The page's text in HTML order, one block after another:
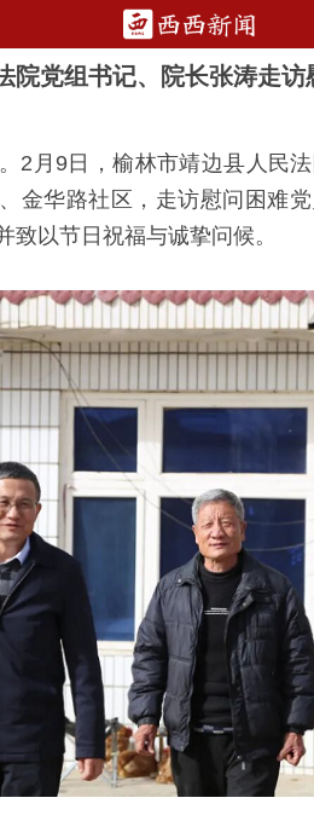
院党组书记、院长张涛走
2月9日，榆林市靖边县人民
金华路社区，走访慰问困难
致以节日祝福与诚挚问候。